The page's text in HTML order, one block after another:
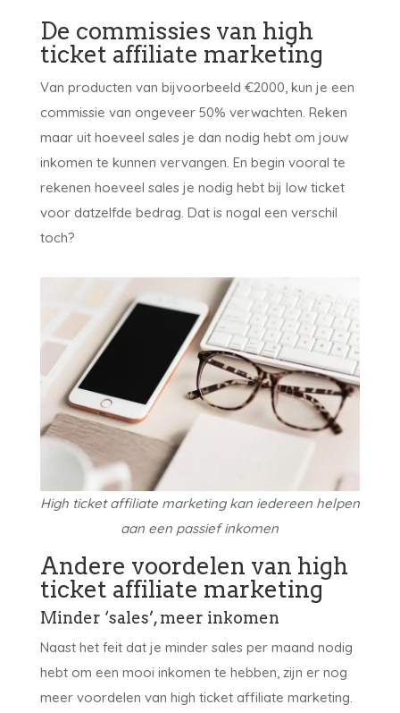
De commissies van high
ticket affiliate marketing
Van producten van bijvoorbeeld €2000, kun je een
commissie van ongeveer 50% verwachten. Reken
maar uit hoeveel sales je dan nodig hebt om jouw
inkomen te kunnen vervangen. En begin vooral te
rekenen hoeveel sales je nodig hebt bij low ticket
voor datzelfde bedrag. Dat is nogal een verschil
toch?
High ticket affiliate marketing kan iedereen helpen
aan een passief inkomen
Andere voordelen van high
ticket affiliate marketing
Minder ‘sales’, meer inkomen
Naast het feit dat je minder sales per maand nodig
hebt om een mooi inkomen te hebben, zijn er nog
meer voordelen van high ticket affiliate marketing.